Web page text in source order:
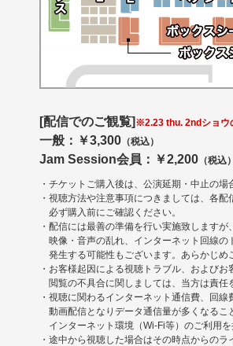
[配信でのご観覧] ※2.23 thu. 2ndショウ
一般：￥3,300 （税込）
Jam Session会員：￥2,200 （税込
・チケットご購入後は、公演延期・中止の
・視聴方法や注意事項につきましては、各
必ず購入前にご確認ください。
・配信には最善の準備を行い実施致します
映像・音声の乱れ、インターネット回線
発生する可能性もございます。あらかじめ
・お客様起因による視聴トラブル、および
閲覧の不具合に関しましては、当方は責任
・視聴に関わるインターネット通信費、回
動画配信となりデータ通信量が多くなるこ
インターネット環境（Wi-Fi等）のご利用
・途中から視聴した場合はその時点からのラ